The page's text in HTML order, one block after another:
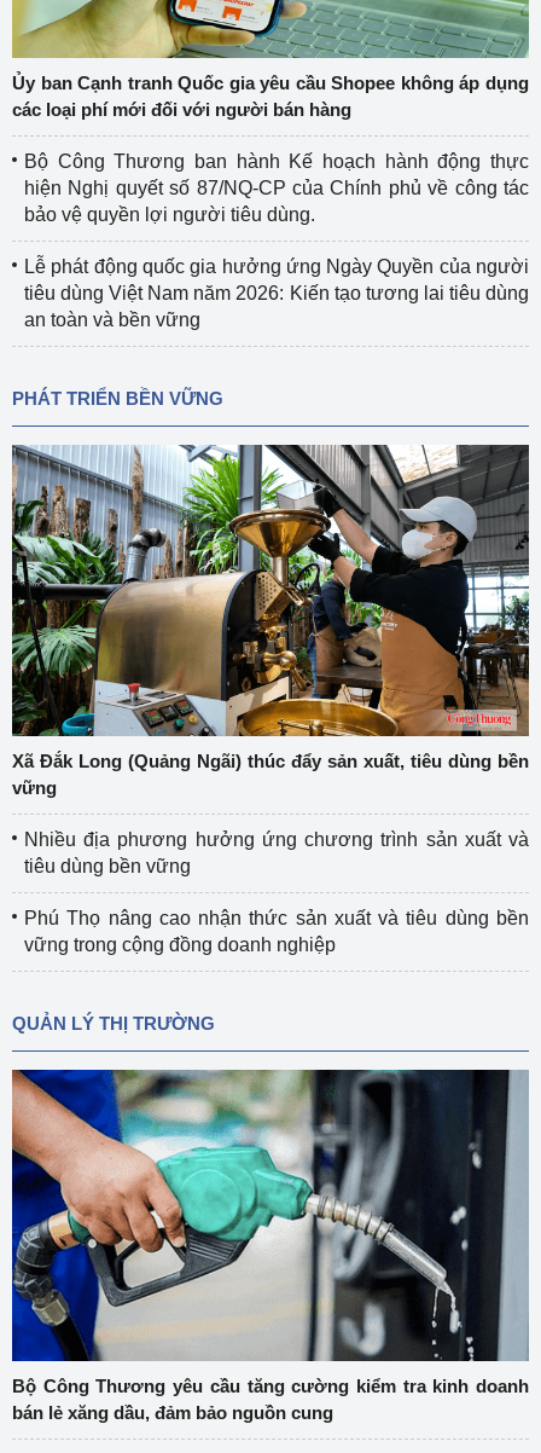
Ủy ban Cạnh tranh Quốc gia yêu cầu Shopee không áp dụng
các loại phí mới đối với người bán hàng
Bộ Công Thương ban hành Kế hoạch hành động thực
hiện Nghị quyết số 87/NQ-CP của Chính phủ về công tác
bảo vệ quyền lợi người tiêu dùng.
Lễ phát động quốc gia hưởng ứng Ngày Quyền của người
tiêu dùng Việt Nam năm 2026: Kiến tạo tương lai tiêu dùng
an toàn và bền vững
PHÁT TRIỂN BỀN VỮNG
Xã Đắk Long (Quảng Ngãi) thúc đẩy sản xuất, tiêu dùng bền
vững
Nhiều địa phương hưởng ứng chương trình sản xuất và
tiêu dùng bền vững
Phú Thọ nâng cao nhận thức sản xuất và tiêu dùng bền
vững trong cộng đồng doanh nghiệp
QUẢN LÝ THỊ TRƯỜNG
Bộ Công Thương yêu cầu tăng cường kiểm tra kinh doanh
bán lẻ xăng dầu, đảm bảo nguồn cung